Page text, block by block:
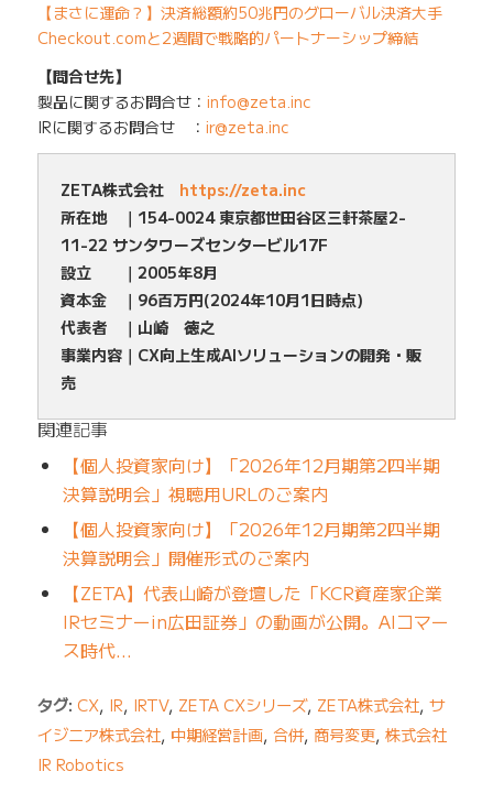
【まさに運命？】決済総額約50兆円のグローバル決済大手
Checkout.comと2週間で戦略的パートナーシップ締結
【問合せ先】
製品に関するお問合せ： info@zeta.inc
IRに関するお問合せ ： ir@zeta.inc
ZETA株式会社 https://zeta.inc
所在地 ｜154-0024 東京都世田谷区三軒茶屋2-
11-22 サンタワーズセンタービル17F
設立 ｜2005年8月
資本金 ｜96百万円(2024年10月1日時点)
代表者 ｜山崎 徳之
事業内容｜CX向上生成AIソリューションの開発・販
売
関連記事
【個人投資家向け】「2026年12月期第2四半期
決算説明会」視聴用URLのご案内
【個人投資家向け】「2026年12月期第2四半期
決算説明会」開催形式のご案内
【ZETA】代表山崎が登壇した「KCR資産家企業
IRセミナーin広田証券」の動画が公開。AIコマー
ス時代…
タグ: CX, IR, IRTV, ZETA CXシリーズ, ZETA株式会社, サ
イジニア株式会社, 中期経営計画, 合併, 商号変更, 株式会社
IR Robotics